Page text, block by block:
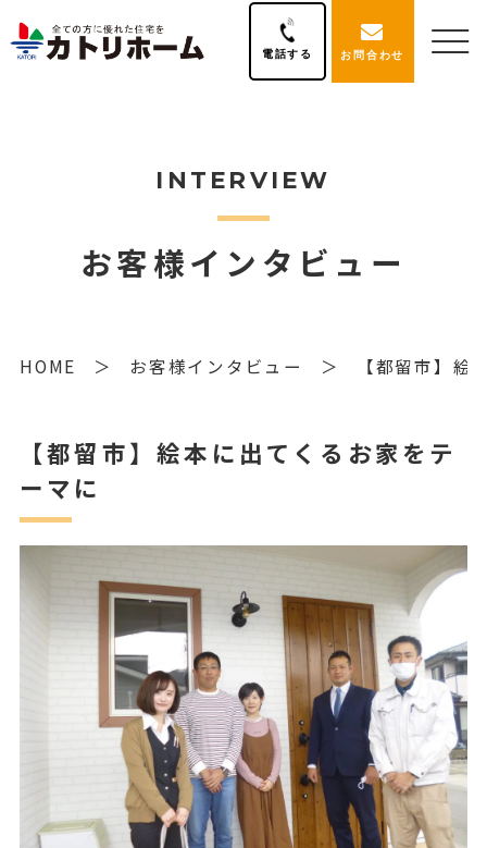
電話する お問合わせ
INTERVIEW
お客様インタビュー
HOME お客様インタビュー 【都留市】絵
【都留市】絵本に出てくるお家をテ
ーマに